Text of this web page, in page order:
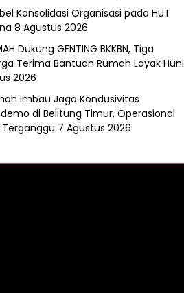
Konsolidasi Organisasi pada HUT
8 Agustus 2026
Dukung GENTING BKKBN, Tiga
Terima Bantuan Rumah Layak Huni
2026
Imbau Jaga Kondusivitas
di Belitung Timur, Operasional
Terganggu 7 Agustus 2026